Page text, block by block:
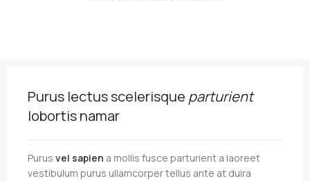
Purus lectus scelerisque parturient
lobortis namar
Purus vel sapien a mollis fusce parturient a laoreet
vestibulum purus ullamcorper tellus ante at duira